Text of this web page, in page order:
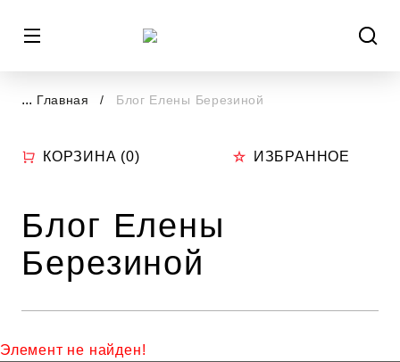
... Главная Блог Елены Березиной
КОРЗИНА (0) ИЗБРАННОЕ
Блог Елены
Березиной
Элемент не найден!